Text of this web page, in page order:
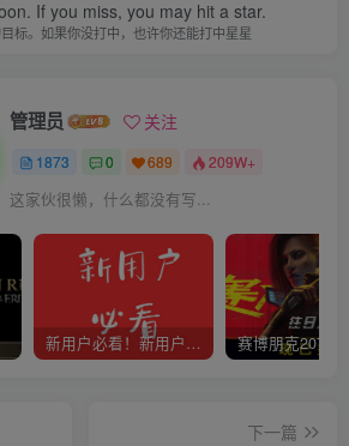
If you miss, you may hit a star.
标。如果你没打中，也许你还能打中星星
管理员 关注
1873 0 689 209W+
这家伙很懒，什么都没有写...
新用户必看！新用户必看！新用户必看！！！
下一篇